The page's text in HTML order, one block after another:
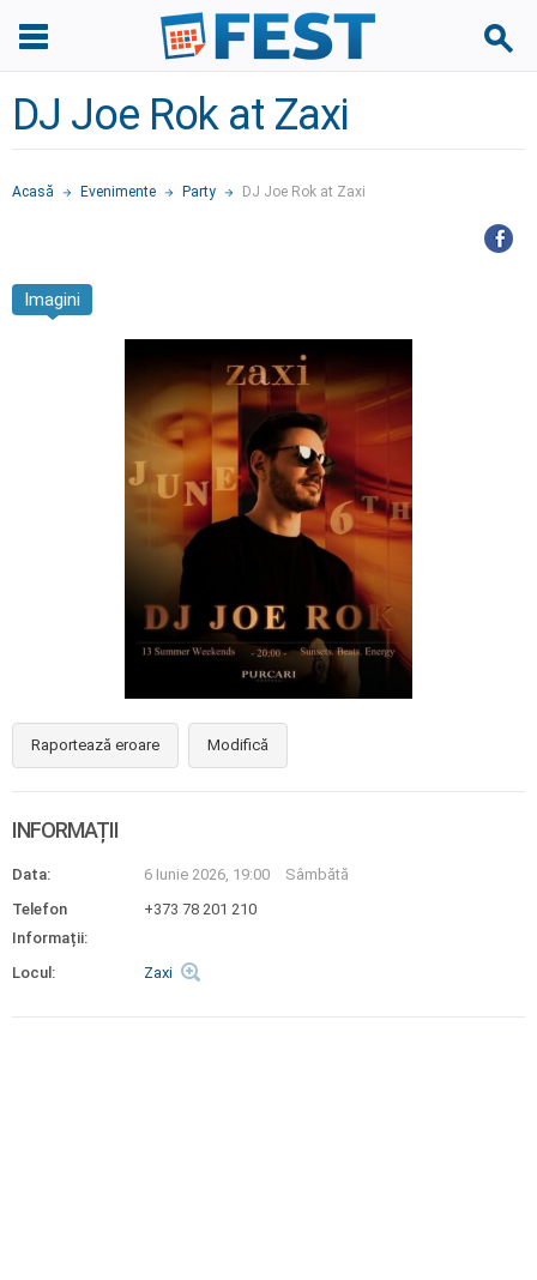
DJ Joe Rok at Zaxi
Acasă Evenimente Party DJ Joe Rok at Zaxi
Imagini
Raportează eroare Modifică
INFORMAȚII
Data: 6 Iunie 2026, 19:00
Sâmbătă
Telefon
Informații:
+373 78 201 210
Locul: Zaxi